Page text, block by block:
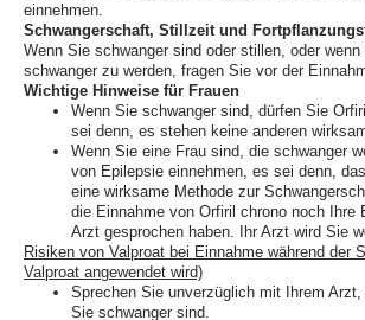
einnehmen.
Schwangerschaft, Stillzeit und
Wenn Sie schwanger sind oder stillen, oder
schwanger zu werden, fragen Sie vor der
Wichtige Hinweise für Frauen
Wenn Sie schwanger sind, dürfen Sie
sei denn, es stehen keine anderen
Wenn Sie eine Frau sind, die schwanger
von Epilepsie einnehmen, es sei denn,
eine wirksame Methode zur
die Einnahme von Orfiril chrono noch Ihre
Arzt gesprochen haben. Ihr Arzt wird Sie
Risiken von Valproat bei Einnahme während der
Valproat angewendet wird)
Sprechen Sie unverzüglich mit Ihrem
Sie schwanger sind.